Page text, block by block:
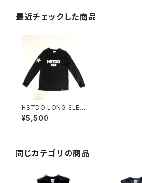
最近チェックした商品
HSTDO LONG SLEE
VE DRY TEE
¥5,500
同じカテゴリの商品